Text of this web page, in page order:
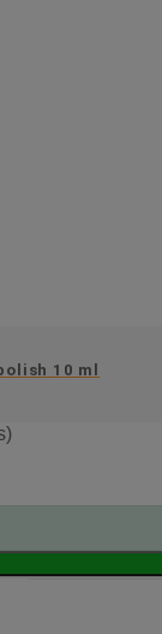
10 ml